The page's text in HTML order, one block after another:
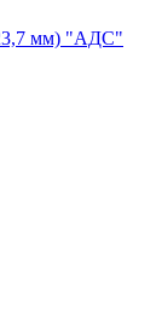
мм) "АДС"